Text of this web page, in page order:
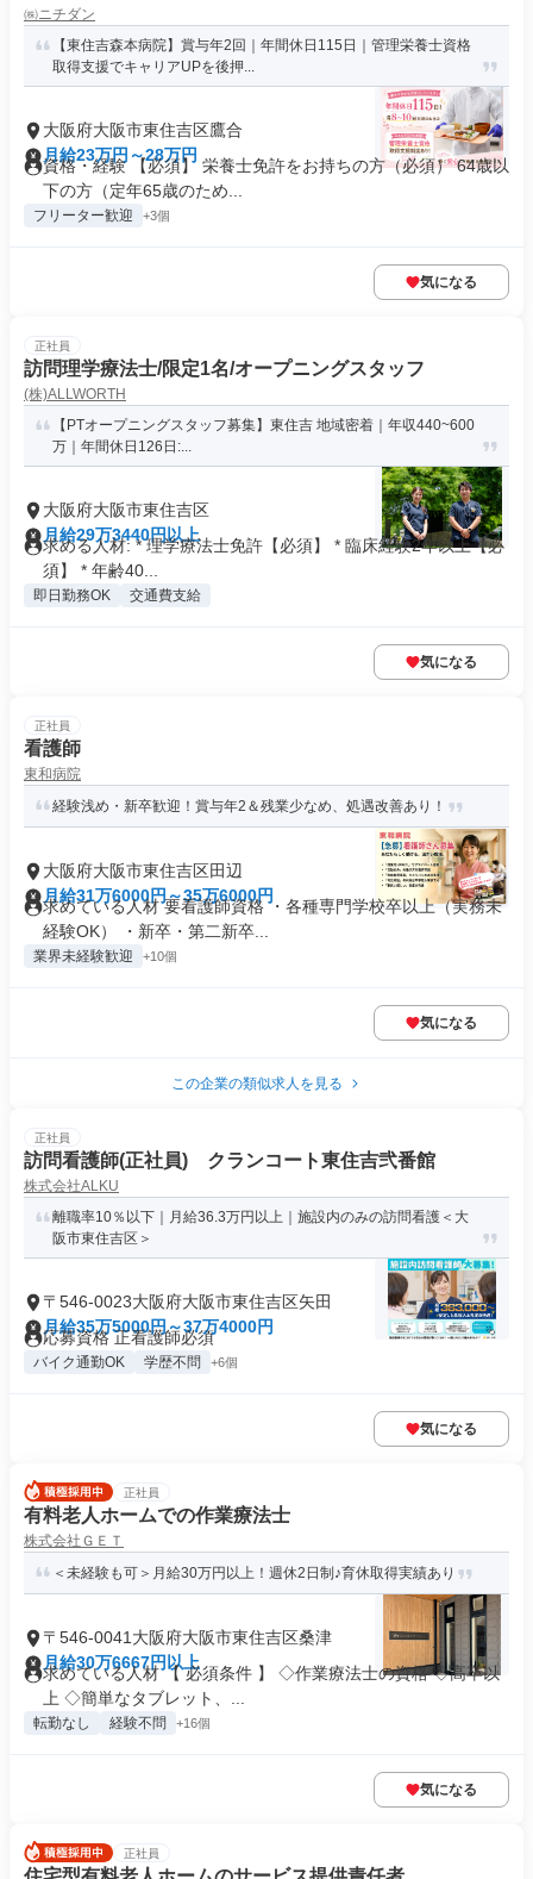
㈱ニチダン
【東住吉森本病院】賞与年2回｜年間休日115日｜管理栄養士資格
取得支援でキャリアUPを後押...
大阪府大阪市東住吉区鷹合
月給23万円～28万円
資格・経験 【必須】 栄養士免許をお持ちの方（必須） 64歳以
下の方（定年65歳のため...
フリーター歓迎 +3個
気になる
正社員
訪問理学療法士/限定1名/オープニングスタッフ
(株)ALLWORTH
【PTオープニングスタッフ募集】東住吉 地域密着｜年収440~600
万｜年間休日126日:...
大阪府大阪市東住吉区
月給29万3440円以上
求める人材: * 理学療法士免許【必須】 * 臨床経験2年以上【必
須】 * 年齢40...
即日勤務OK 交通費支給
気になる
正社員
看護師
東和病院
経験浅め・新卒歓迎！賞与年2＆残業少なめ、処遇改善あり！
大阪府大阪市東住吉区田辺
月給31万6000円～35万6000円
求めている人材 要看護師資格 ・各種専門学校卒以上（実務未
経験OK） ・新卒・第二新卒...
業界未経験歓迎 +10個
気になる
この企業の類似求人を見る
正社員
訪問看護師(正社員) クランコート東住吉弐番館
株式会社ALKU
離職率10％以下｜月給36.3万円以上｜施設内のみの訪問看護＜大
阪市東住吉区＞
〒546-0023大阪府大阪市東住吉区矢田
月給35万5000円～37万4000円
応募資格 正看護師必須
バイク通勤OK 学歴不問 +6個
気になる
正社員
有料老人ホームでの作業療法士
株式会社ＧＥＴ
＜未経験も可＞月給30万円以上！週休2日制♪育休取得実績あり
〒546-0041大阪府大阪市東住吉区桑津
月給30万6667円以上
求めている人材 【 必須条件 】 ◇作業療法士の資格 ◇高卒以
上 ◇簡単なタブレット、...
転勤なし 経験不問 +16個
気になる
正社員